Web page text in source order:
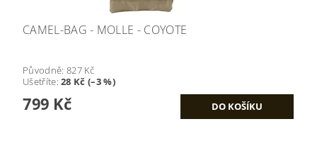
CAMEL-BAG - MOLLE - COYOTE
Původně: 827 Kč
Ušetříte:28 Kč (–3 %)
799 Kč